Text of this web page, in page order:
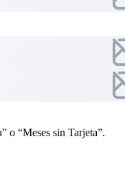
o “Meses sin Tarjeta”.